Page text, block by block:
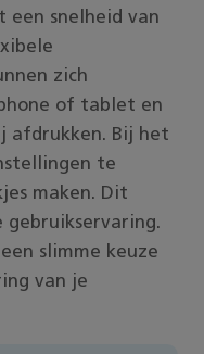
snelheid van
zich
of tablet en
afdrukken. Bij het
te
maken. Dit
slimme keuze
van je